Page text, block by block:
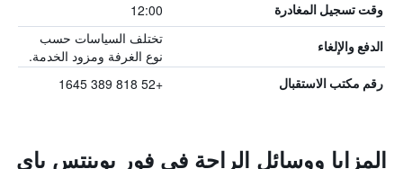
وقت تسجيل المغادرة 12:00
الدفع والإلغاء
تختلف السياسات حسب
نوع الغرفة ومزود الخدمة.
رقم مكتب الاستقبال +52 818 389 1645
المزايا ووسائل الراحة في فور بوينتس باي